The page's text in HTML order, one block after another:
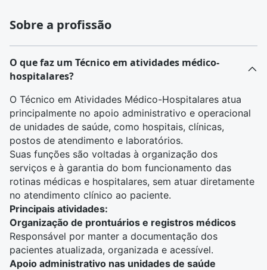
Sobre a profissão
O que faz um Técnico em atividades médico-
hospitalares?
O Técnico em Atividades Médico-Hospitalares atua
principalmente no apoio administrativo e operacional
de unidades de saúde, como hospitais, clínicas,
postos de atendimento e laboratórios.
Suas funções são voltadas à organização dos
serviços e à garantia do bom funcionamento das
rotinas médicas e hospitalares, sem atuar diretamente
no atendimento clínico ao paciente.
Principais atividades:
Organização de prontuários e registros médicos
Responsável por manter a documentação dos
pacientes atualizada, organizada e acessível.
Apoio administrativo nas unidades de saúde